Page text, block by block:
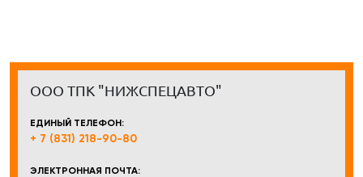
ООО ТПК "НИЖСПЕЦАВТО"
ЕДИНЫЙ ТЕЛЕФОН:
+ 7 (831) 218-90-80
ЭЛЕКТРОННАЯ ПОЧТА: